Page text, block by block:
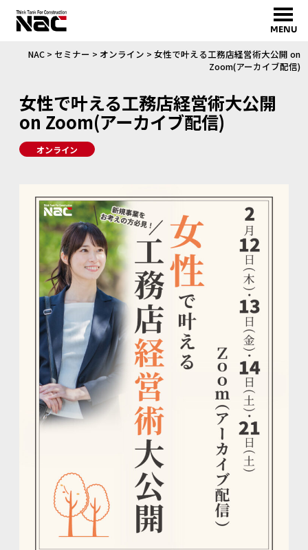
MENU
NAC> セミナー > オンライン > 女性で叶える工務店経営術大公開 on
Zoom(アーカイブ配信)
女性で叶える工務店経営術大公開
on Zoom(アーカイブ配信)
オンライン